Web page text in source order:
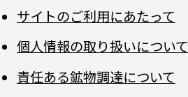
サイトのご利用にあたって
個人情報の取り扱いについて
責任ある鉱物調達について